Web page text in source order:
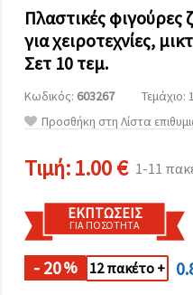
τη βοήθεια
συνεργατών
μας για
αναλύσεις
μάρκετινγκ.
Μπορείτε
χρησιμοποιήσετε
cookies
κάνοντας
κλικ στον
καθορίστε
Πλαστικές
για χειροτεχνίες,
Σετ 10 τεμ.
Κωδικός: 603267
Τεμάχιο:
Προσθήκη στη Λίστα
Τιμή:1.00 € 1-11
ΕΚΠΤΏΣΕΙΣ
ΓΙΑ ΠΟΣΌΤΗΤΑ
- 20% 12 πακέτο +